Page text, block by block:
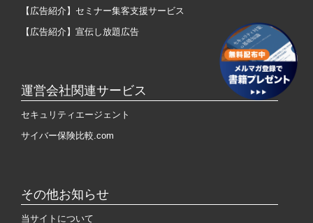
【広告紹介】セミナー集客支援サービス
【広告紹介】宣伝し放題広告
運営会社関連サービス
セキュリティエージェント
サイバー保険比較.com
その他お知らせ
当サイトについて